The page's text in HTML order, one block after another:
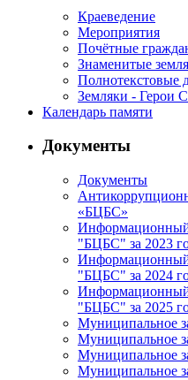
Краеведение
Мероприятия
Почётные
Знаменитые
Полнотекстовые
Земляки - Герои
Календарь памяти
Документы
Документы
«БЦБС»
"БЦБС" за 2023
"БЦБС" за 2024
"БЦБС" за 2025
Муниципальное
Муниципальное
Муниципальное
Муниципальное